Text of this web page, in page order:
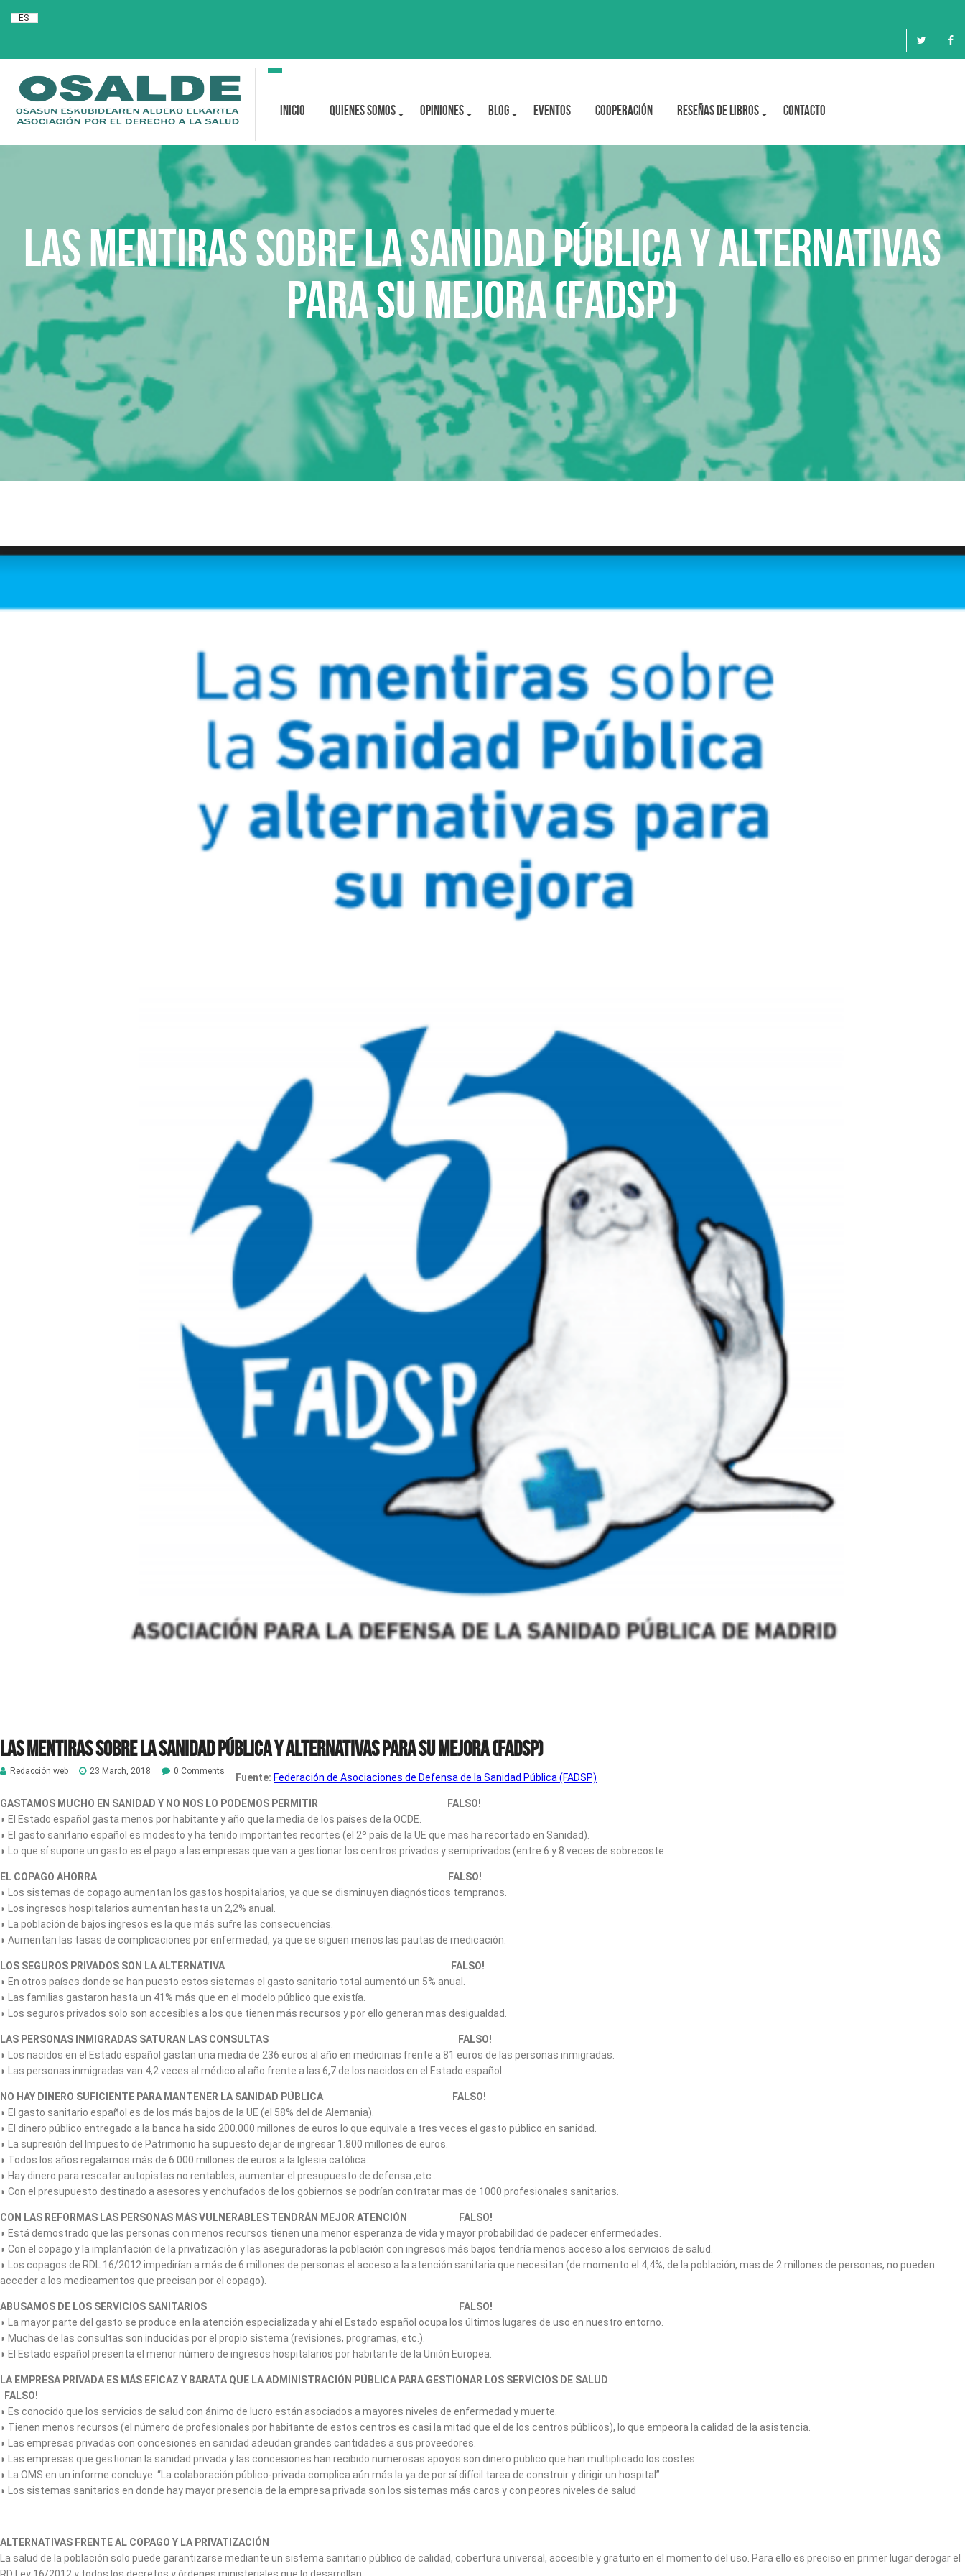
ES
Toggle
Inicio Quienes Somos OPINIONES BLOG Eventos Cooperación Reseñas de libros Contacto
Las mentiras sobre la Sanidad Pública y alternativas
para su mejora (FADSP)
Las mentiras sobre la Sanidad Pública y alternativas para su mejora (FADSP)
Redacción web 23 March, 2018 0 Comments
Fuente: Federación de Asociaciones de Defensa de la Sanidad Pública (FADSP)
GASTAMOS MUCHO EN SANIDAD Y NO NOS LO PODEMOS PERMITIR FALSO!
◗ El Estado español gasta menos por habitante y año que la media de los países de la OCDE.
◗ El gasto sanitario español es modesto y ha tenido importantes recortes (el 2º país de la UE que mas ha recortado en Sanidad).
◗ Lo que sí supone un gasto es el pago a las empresas que van a gestionar los centros privados y semiprivados (entre 6 y 8 veces de sobrecoste
EL COPAGO AHORRA FALSO!
◗ Los sistemas de copago aumentan los gastos hospitalarios, ya que se disminuyen diagnósticos tempranos.
◗ Los ingresos hospitalarios aumentan hasta un 2,2% anual.
◗ La población de bajos ingresos es la que más sufre las consecuencias.
◗ Aumentan las tasas de complicaciones por enfermedad, ya que se siguen menos las pautas de medicación.
LOS SEGUROS PRIVADOS SON LA ALTERNATIVA FALSO!
◗ En otros países donde se han puesto estos sistemas el gasto sanitario total aumentó un 5% anual.
◗ Las familias gastaron hasta un 41% más que en el modelo público que existía.
◗ Los seguros privados solo son accesibles a los que tienen más recursos y por ello generan mas desigualdad.
LAS PERSONAS INMIGRADAS SATURAN LAS CONSULTAS FALSO!
◗ Los nacidos en el Estado español gastan una media de 236 euros al año en medicinas frente a 81 euros de las personas inmigradas.
◗ Las personas inmigradas van 4,2 veces al médico al año frente a las 6,7 de los nacidos en el Estado español.
NO HAY DINERO SUFICIENTE PARA MANTENER LA SANIDAD PÚBLICA FALSO!
◗ El gasto sanitario español es de los más bajos de la UE (el 58% del de Alemania).
◗ El dinero público entregado a la banca ha sido 200.000 millones de euros lo que equivale a tres veces el gasto público en sanidad.
◗ La supresión del Impuesto de Patrimonio ha supuesto dejar de ingresar 1.800 millones de euros.
◗ Todos los años regalamos más de 6.000 millones de euros a la Iglesia católica.
◗ Hay dinero para rescatar autopistas no rentables, aumentar el presupuesto de defensa ,etc .
◗ Con el presupuesto destinado a asesores y enchufados de los gobiernos se podrían contratar mas de 1000 profesionales sanitarios.
CON LAS REFORMAS LAS PERSONAS MÁS VULNERABLES TENDRÁN MEJOR ATENCIÓN FALSO!
◗ Está demostrado que las personas con menos recursos tienen una menor esperanza de vida y mayor probabilidad de padecer enfermedades.
◗ Con el copago y la implantación de la privatización y las aseguradoras la población con ingresos más bajos tendría menos acceso a los servicios de salud.
◗ Los copagos de RDL 16/2012 impedirían a más de 6 millones de personas el acceso a la atención sanitaria que necesitan (de momento el 4,4%, de la población, mas de 2 millones de personas, no pueden
acceder a los medicamentos que precisan por el copago).
ABUSAMOS DE LOS SERVICIOS SANITARIOS FALSO!
◗ La mayor parte del gasto se produce en la atención especializada y ahí el Estado español ocupa los últimos lugares de uso en nuestro entorno.
◗ Muchas de las consultas son inducidas por el propio sistema (revisiones, programas, etc.).
◗ El Estado español presenta el menor número de ingresos hospitalarios por habitante de la Unión Europea.
LA EMPRESA PRIVADA ES MÁS EFICAZ Y BARATA QUE LA ADMINISTRACIÓN PÚBLICA PARA GESTIONAR LOS SERVICIOS DE SALUD
FALSO!
◗ Es conocido que los servicios de salud con ánimo de lucro están asociados a mayores niveles de enfermedad y muerte.
◗ Tienen menos recursos (el número de profesionales por habitante de estos centros es casi la mitad que el de los centros públicos), lo que empeora la calidad de la asistencia.
◗ Las empresas privadas con concesiones en sanidad adeudan grandes cantidades a sus proveedores.
◗ Las empresas que gestionan la sanidad privada y las concesiones han recibido numerosas apoyos son dinero publico que han multiplicado los costes.
◗ La OMS en un informe concluye: “La colaboración público-privada complica aún más la ya de por sí difícil tarea de construir y dirigir un hospital” .
◗ Los sistemas sanitarios en donde hay mayor presencia de la empresa privada son los sistemas más caros y con peores niveles de salud
ALTERNATIVAS FRENTE AL COPAGO Y LA PRIVATIZACIÓN
La salud de la población solo puede garantizarse mediante un sistema sanitario público de calidad, cobertura universal, accesible y gratuito en el momento del uso. Para ello es preciso en primer lugar derogar el